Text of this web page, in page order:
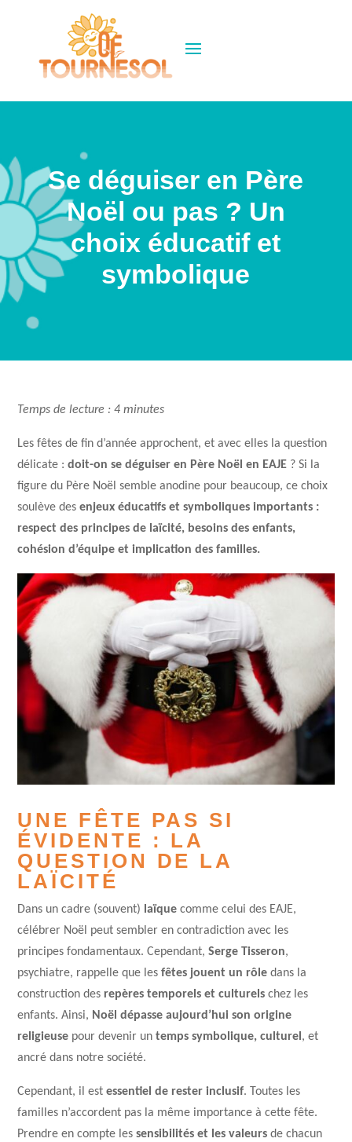
Se déguiser en Père
Noël ou pas ? Un
choix éducatif et
symbolique
Temps de lecture : 4 minutes
Les fêtes de fin d’année approchent, et avec elles la question
délicate :doit-on se déguiser en Père Noël en EAJE ? Si la
figure du Père Noël semble anodine pour beaucoup, ce choix
soulève desenjeux éducatifs et symboliques importants :
respect des principes de laïcité, besoins des enfants,
cohésion d’équipe et implication des familles.
UNE FÊTE PAS SI
ÉVIDENTE : LA
QUESTION DE LA
LAÏCITÉ
Dans un cadre (souvent) laïque comme celui des EAJE,
célébrer Noël peut sembler en contradiction avec les
principes fondamentaux. Cependant,Serge Tisseron,
psychiatre, rappelle que lesfêtes jouent un rôle dans la
construction des repères temporels et culturels chez les
enfants. Ainsi, Noël dépasse aujourd’hui son origine
religieuse pour devenir untemps symbolique, culturel , et
ancré dans notre société.
Cependant, il estessentiel de rester inclusif. Toutes les
familles n’accordent pas la même importance à cette fête.
Prendre en compte lessensibilités et les valeurs de chacun